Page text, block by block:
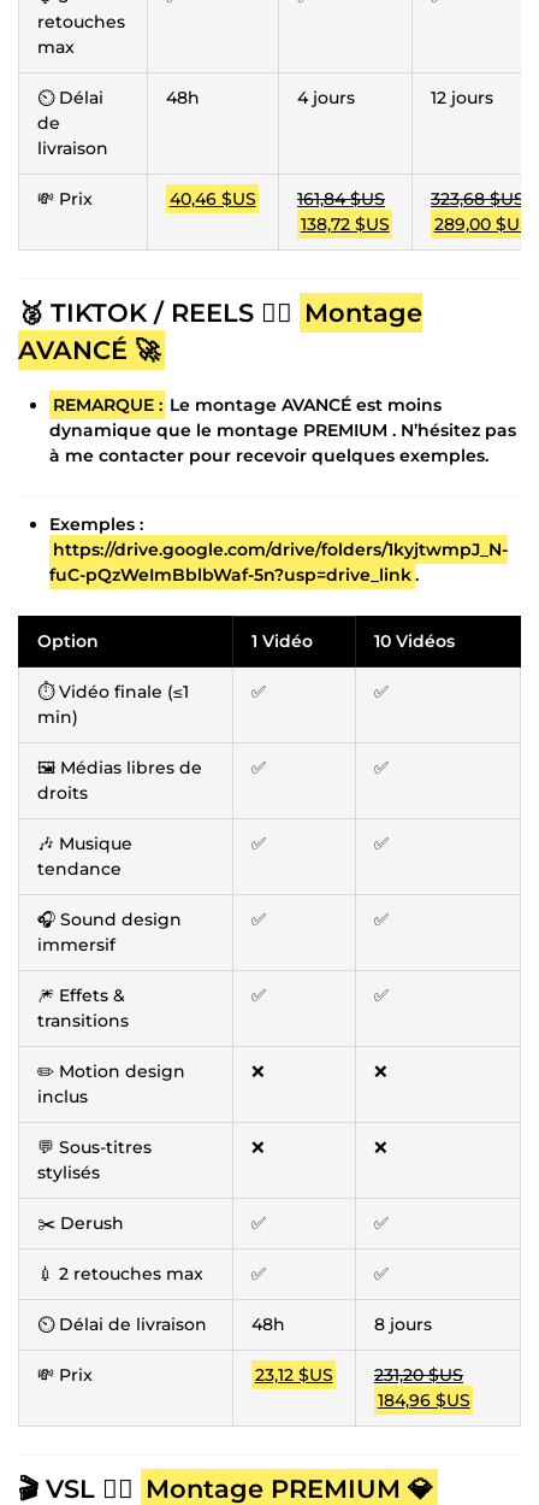
retouches
max
⏲ Délai
de
livraison
48h 4 jours 12 jours
💸 Prix 40,46 $US
161,84 $US
138,72 $US
323,68 $US
289,00 $US
🥈 TIKTOK / REELS 👉🏻 Montage
AVANCÉ 🚀
REMARQUE : Le montage AVANCÉ est moins
dynamique que le montage PREMIUM . N’hésitez pas
à me contacter pour recevoir quelques exemples.
Exemples :
https://drive.google.com/drive/folders/1kyjtwmpJ_N-
fuC-pQzWeImBblbWaf-5n?usp=drive_link.
Option 1 Vidéo 10 Vidéos
⏱ Vidéo finale (≤1
min)
✅ ✅
🖼️ Médias libres de
droits
✅ ✅
🎶 Musique
tendance
✅ ✅
🎧 Sound design
immersif
✅ ✅
🎆 Effets &
transitions
✅ ✅
✏️ Motion design
inclus
❌ ❌
💬 Sous-titres
stylisés
❌ ❌
✂️ Derush ✅ ✅
💉 2 retouches max ✅ ✅
⏲ Délai de livraison 48h 8 jours
💸 Prix 23,12 $US
231,20 $US
184,96 $US
🎬 VSL 👉🏻 Montage PREMIUM 💎